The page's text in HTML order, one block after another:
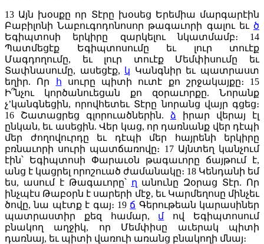
13 Այն խօսքը որ Տէրը խօսեց Երեմիա մարգարէին
Բաբիլոնի Նաբուգոդոնոսոր թագաւորի գալու եւ ծ
Եգիպտոսի երկիրը զարկելու նկատմամբ։ 14
Պատմեցէք Եգիպտոսումը եւ լուր տուէք
Մագդողումը, եւ լուր տուէք Մեմփիսումը եւ
Տափնասումը, ասեցէք, կ Կանգնիր եւ պատրաստ
եղիր. Որ
հ սուրը պիտի ուտէ քո շրջակայքը։ 15
Ի՞նչու կործանուեցան քո զօրաւորքը. Նորանք
չ’կանգնեցին, որովհետեւ Տէրը նորանց վայր գցեց։
16
Շատացրեց գլորուածներին. ձ
իրար վերայ էլ
ընկան, եւ ասեցին. Վեր կաց, որ դառնանք վեր դէպի
մեր ժողովուրդը եւ դէպի մեր հայրենի երկիրը
բռնաւորի սուրի պատճառովը։ 17 Այնտեղ կանչում
էին՝ Եգիպտոսի Փարաւօն թագաւորը ճայթում է,
անց է կացրել որոշուած ժամանակը։ 18 Կենդանի եմ
ես, ասում է Թագաւորը՝ ղ անունը Զօրաց Տէր. Որ
ինչպէս Թաբօրն է սարերի մէջ, եւ Կարմեղոսը մինչեւ
ծովը, նա պէտք է գայ։ 19 ճ Գերութեան կարասիներ
պատրաստիր քեզ համար, մ
ով Եգիպտոսում
բնակող աղջիկ, որ Մեմփիսը աւերակ պիտի
դառնայ, եւ պիտի վառուի առանց բնակողի մնայ։